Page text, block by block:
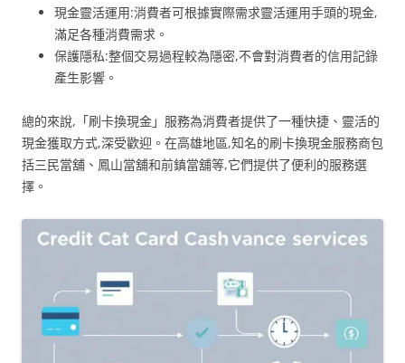
現金靈活運用:消費者可根據實際需求靈活運用手頭的現金,
滿足各種消費需求。
保護隱私:整個交易過程較為隱密,不會對消費者的信用記錄
產生影響。
總的來說,「刷卡換現金」服務為消費者提供了一種快捷、靈活的
現金獲取方式,深受歡迎。在高雄地區,知名的刷卡換現金服務商包
括三民當舖、鳳山當舖和前鎮當舖等,它們提供了便利的服務選
擇。